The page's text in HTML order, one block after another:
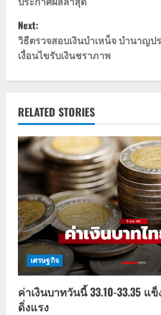
s
t
n
v
i
g
a
t
i
o
n
Next:
วิธีตรวจสอบเงินบำเหน็จ บำนาญป
เงื่อนไขรับเงินชราภาพ
RELATED STORIES
เศรษฐกิจ
ค่าเงินบาทวันนี้ 33.10-33.35
ดิ่งแรง